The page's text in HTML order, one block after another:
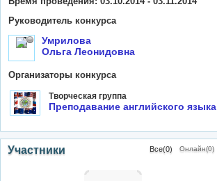
Руководитель конкурса
Умрилова
Ольга Леонидовна
Организаторы конкурса
Творческая группа
Преподавание английского языка
Участники Все(0) Онлайн(0)